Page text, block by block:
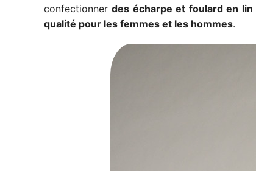
confectionnerdes écharpe et foulard en lin
qualité pour les femmes et les hommes.